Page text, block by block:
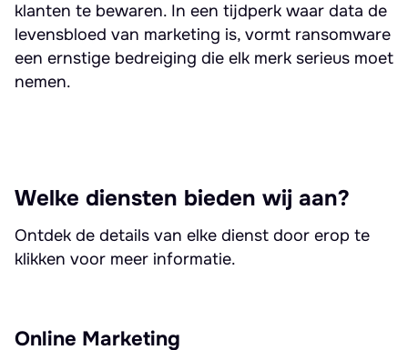
klanten te bewaren. In een tijdperk waar data de
levensbloed van marketing is, vormt ransomware
een ernstige bedreiging die elk merk serieus moet
nemen.
Welke diensten bieden wij aan?
Ontdek de details van elke dienst door erop te
klikken voor meer informatie.
Online Marketing